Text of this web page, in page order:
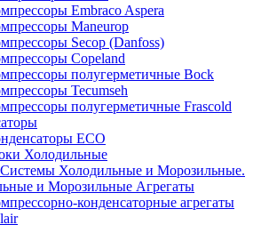
Embraco Aspera
Maneurop
Secop (Danfoss)
Copeland
полугерметичные Bock
Tecumseh
полугерметичные Frascold
ECO
Холодильные
Холодильные и Морозильные.
и Морозильные Агрегаты
конденсаторные агрегаты